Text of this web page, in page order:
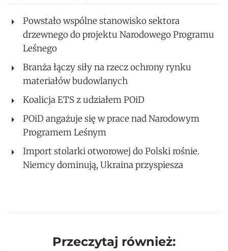
Powstało wspólne stanowisko sektora
drzewnego do projektu Narodowego Programu
Leśnego
Branża łączy siły na rzecz ochrony rynku
materiałów budowlanych
Koalicja ETS z udziałem POiD
POiD angażuje się w prace nad Narodowym
Programem Leśnym
Import stolarki otworowej do Polski rośnie.
Niemcy dominują, Ukraina przyspiesza
Przeczytaj również: